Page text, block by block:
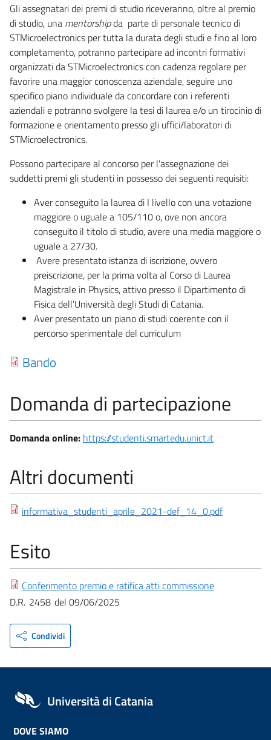
Gli assegnatari dei premi di studio riceveranno, oltre al premio
di studio, una mentorshipda parte di personale tecnico di
STMicroelectronics per tutta la durata degli studi e fino al loro
completamento, potranno partecipare ad incontri formativi
organizzati da STMicroelectronics con cadenza regolare per
favorire una maggior conoscenza aziendale, seguire uno
specifico piano individuale da concordare con i referenti
aziendali e potranno svolgere la tesi di laurea e/o un tirocinio di
formazione e orientamento presso gli uffici/laboratori di
STMicroelectronics.
Possono partecipare al concorso per l'assegnazione dei
suddetti premi gli studenti in possesso dei seguenti requisiti:
Aver conseguito la laurea di I livello con una votazione
maggiore o uguale a 105/110 o, ove non ancora
conseguito il titolo di studio, avere una media maggiore o
uguale a 27/30.
Avere presentato istanza di iscrizione, ovvero
preiscrizione, per la prima volta al Corso di Laurea
Magistrale in Physics, attivo presso il Dipartimento di
Fisica dell’Università degli Studi di Catania.
Aver presentato un piano di studi coerente con il
percorso sperimentale del curriculum
Bando
Domanda di partecipazione
Domanda online: https://studenti.smartedu.unict.it
Altri documenti
informativa_studenti_aprile_2021-def_14_0.pdf
Esito
Conferimento premio e ratifica atti commissione
D.R. 2458 09/06/2025
Condividi
Università di Catania
DOVE SIAMO